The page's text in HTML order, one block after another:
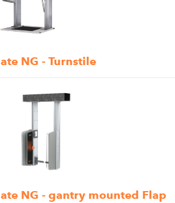
NG - Turnstile
NG - gantry mounted Flap